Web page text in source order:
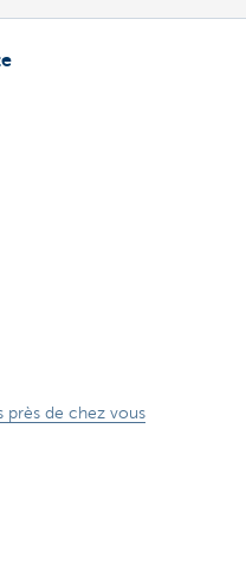
près de chez vous